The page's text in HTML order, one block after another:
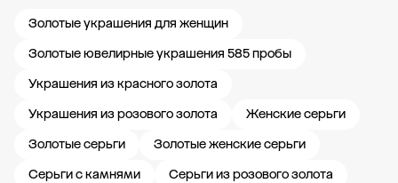
Золотые украшения для женщин
Золотые ювелирные украшения 585 пробы
Украшения из красного золота
Украшения из розового золота
Женские серьги
Золотые серьги
Золотые женские серьги
Серьги с камнями
Серьги из розового золота